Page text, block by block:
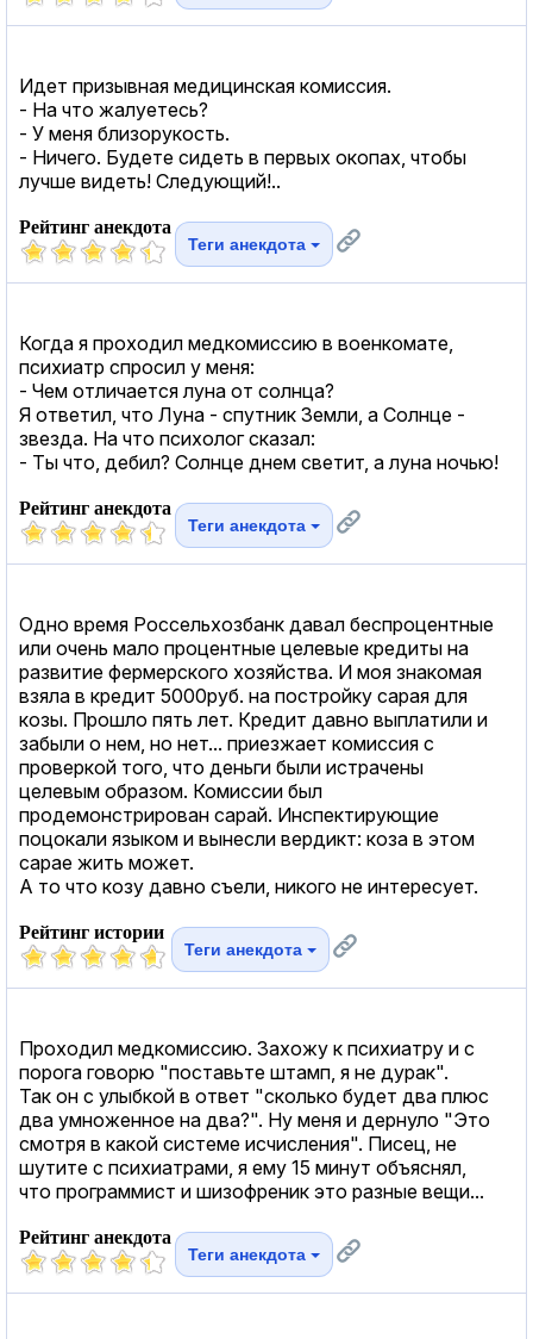
Идет призывная медицинская комиссия.
- На что жалуетесь?
- У меня близорукость.
- Ничего. Будете сидеть в первых окопах, чтобы
лучше видеть! Следующий!..
Рейтинг анекдота
Теги анекдота
Когда я проходил медкомиссию в военкомате,
психиатр спросил у меня:
- Чем отличается луна от солнца?
Я ответил, что Луна - спутник Земли, а Солнце -
звезда. На что психолог сказал:
- Ты что, дебил? Солнце днем светит, а луна ночью!
Рейтинг анекдота
Теги анекдота
Одно время Россельхозбанк давал беспроцентные
или очень мало процентные целевые кредиты на
развитие фермерского хозяйства. И моя знакомая
взяла в кредит 5000руб. на постройку сарая для
козы. Прошло пять лет. Кредит давно выплатили и
забыли о нем, но нет... приезжает комиссия с
проверкой того, что деньги были истрачены
целевым образом. Комиссии был
продемонстрирован сарай. Инспектирующие
поцокали языком и вынесли вердикт: коза в этом
сарае жить может.
А то что козу давно съели, никого не интересует.
Рейтинг истории
Теги анекдота
Проходил медкомиссию. Захожу к психиатру и с
порога говорю "поставьте штамп, я не дурак".
Так он с улыбкой в ответ "сколько будет два плюс
два умноженное на два?". Ну меня и дернуло "Это
смотря в какой системе исчисления". Писец, не
шутите с психиатрами, я ему 15 минут объяснял,
что программист и шизофреник это разные вещи...
Рейтинг анекдота
Теги анекдота